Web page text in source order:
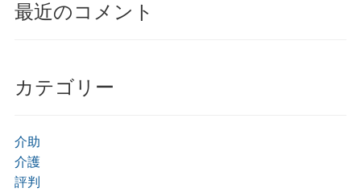
最近のコメント
カテゴリー
介助
介護
評判